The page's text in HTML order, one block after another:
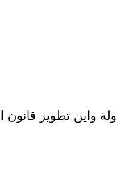
واين تطوير